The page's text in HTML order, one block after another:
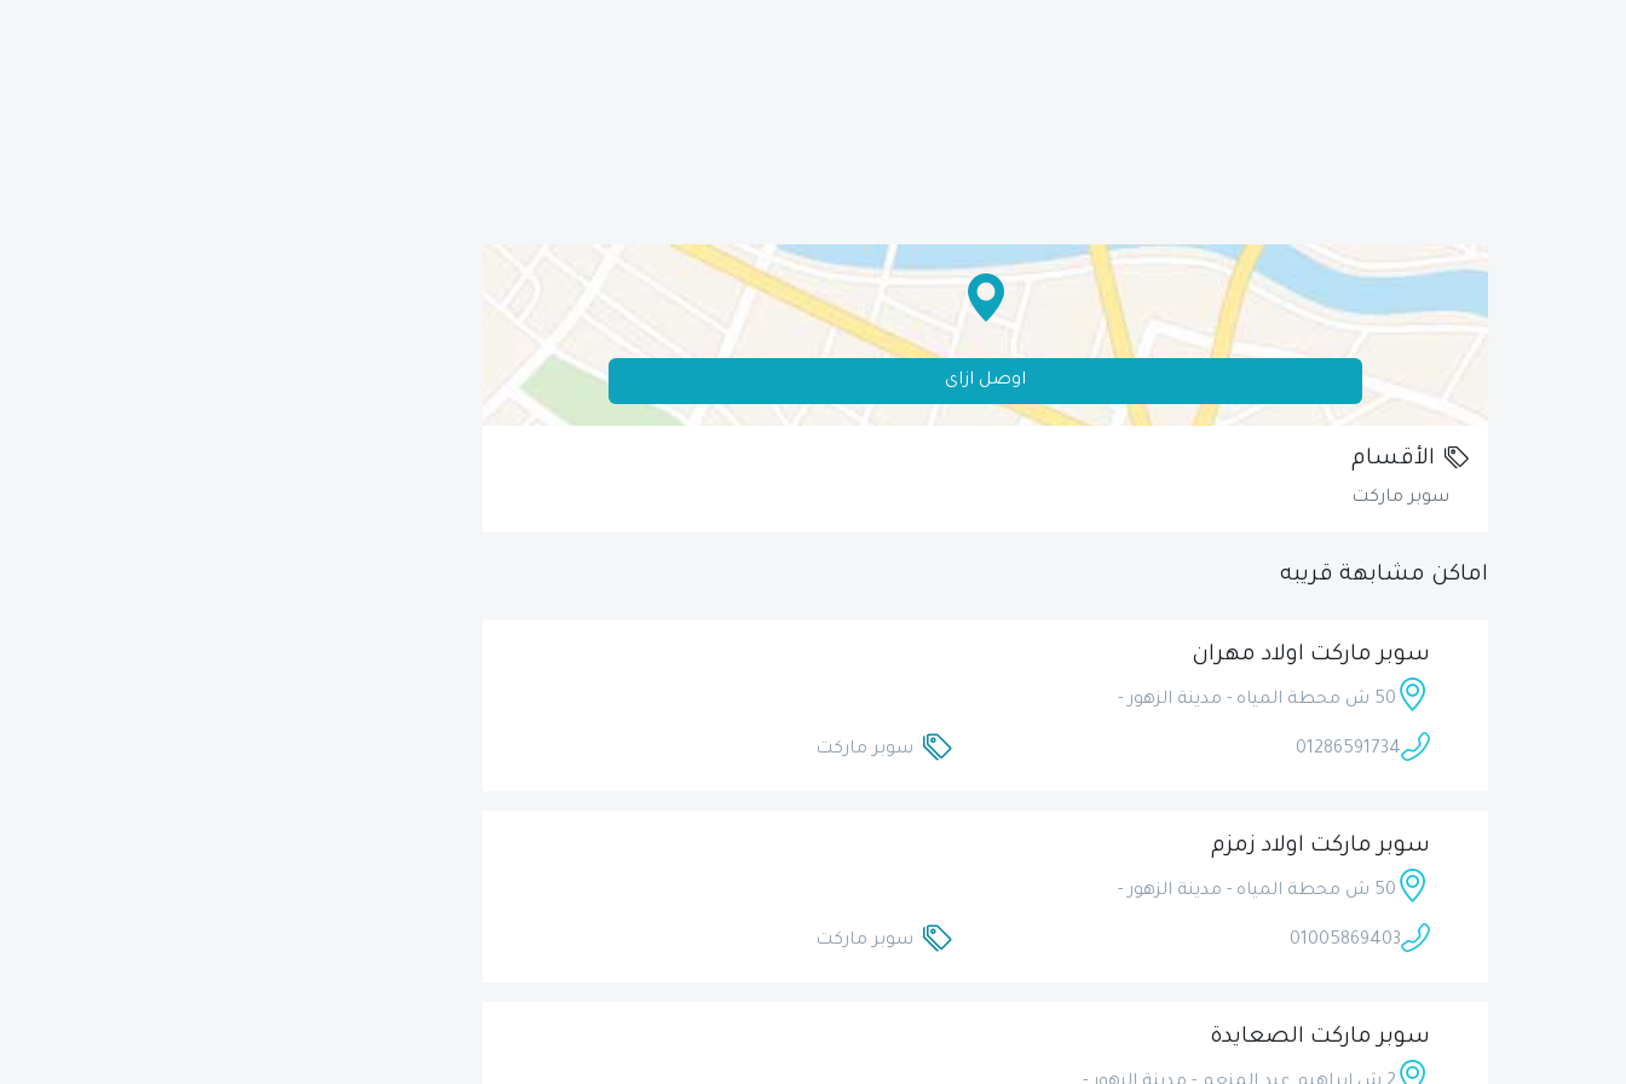
اوصل ازاى
الأقسام
سوبر ماركت
اماكن مشابهة قريبه
سوبر ماركت اولاد مهران
50 ش محطة المياه - مدينة الزهور -
01286591734 سوبر ماركت
سوبر ماركت اولاد زمزم
50 ش محطة المياه - مدينة الزهور -
01005869403 سوبر ماركت
سوبر ماركت الصعايدة